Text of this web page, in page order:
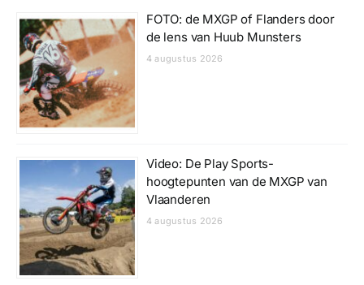
FOTO: de MXGP of Flanders door
de lens van Huub Munsters
4 augustus 2026
Video: De Play Sports-
hoogtepunten van de MXGP van
Vlaanderen
4 augustus 2026